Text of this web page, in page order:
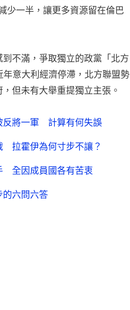
少一半，讓更多資源留在倫巴
不滿，爭取獨立的政黨「北方
意大利經濟停滯，北方聯盟勢
但未有大舉重提獨立主張。
反將一軍 計算有何失誤
拉霍伊為何寸步不讓？
全因成員國各有苦衷
六問六答